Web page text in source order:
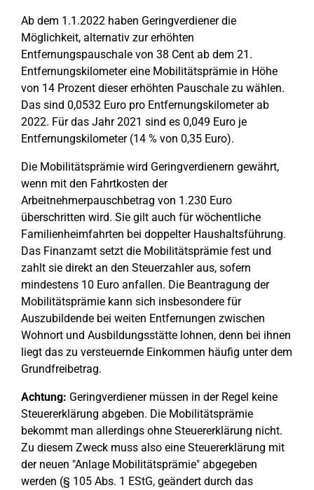
Ab dem 1.1.2022 haben Geringverdiener die
Möglichkeit, alternativ zur erhöhten
Entfernungspauschale von 38 Cent ab dem 21.
Entfernungskilometer eine Mobilitätsprämie in Höhe
von 14 Prozent dieser erhöhten Pauschale zu wählen.
Das sind 0,0532 Euro pro Entfernungskilometer ab
2022. Für das Jahr 2021 sind es 0,049 Euro je
Entfernungskilometer (14 % von 0,35 Euro).
Die Mobilitätsprämie wird Geringverdienern gewährt,
wenn mit den Fahrtkosten der
Arbeitnehmerpauschbetrag von 1.230 Euro
überschritten wird. Sie gilt auch für wöchentliche
Familienheimfahrten bei doppelter Haushaltsführung.
Das Finanzamt setzt die Mobilitätsprämie fest und
zahlt sie direkt an den Steuerzahler aus, sofern
mindestens 10 Euro anfallen. Die Beantragung der
Mobilitätsprämie kann sich insbesondere für
Auszubildende bei weiten Entfernungen zwischen
Wohnort und Ausbildungsstätte lohnen, denn bei ihnen
liegt das zu versteuernde Einkommen häufig unter dem
Grundfreibetrag.
Achtung: Geringverdiener müssen in der Regel keine
Steuererklärung abgeben. Die Mobilitätsprämie
bekommt man allerdings ohne Steuererklärung nicht.
Zu diesem Zweck muss also eine Steuererklärung mit
der neuen "Anlage Mobilitätsprämie" abgegeben
werden (§ 105 Abs. 1 EStG, geändert durch das